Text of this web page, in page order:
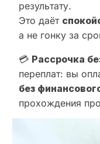
результату.
Это даёт
а не гонку за
💳 Рассрочка
переплат: вы
без
прохождения